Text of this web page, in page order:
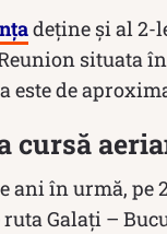
deține și al 2-
situata
este de
cursă
ani în urmă,
ruta Galaţi –